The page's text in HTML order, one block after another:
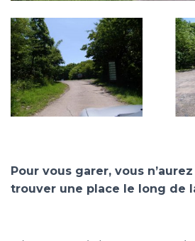
Pour vous garer, vous
trouver une place le long de